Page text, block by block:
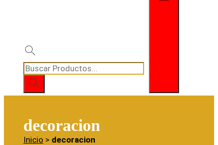
Búsqueda
de
productos
decoracion
Inicio > decoracion